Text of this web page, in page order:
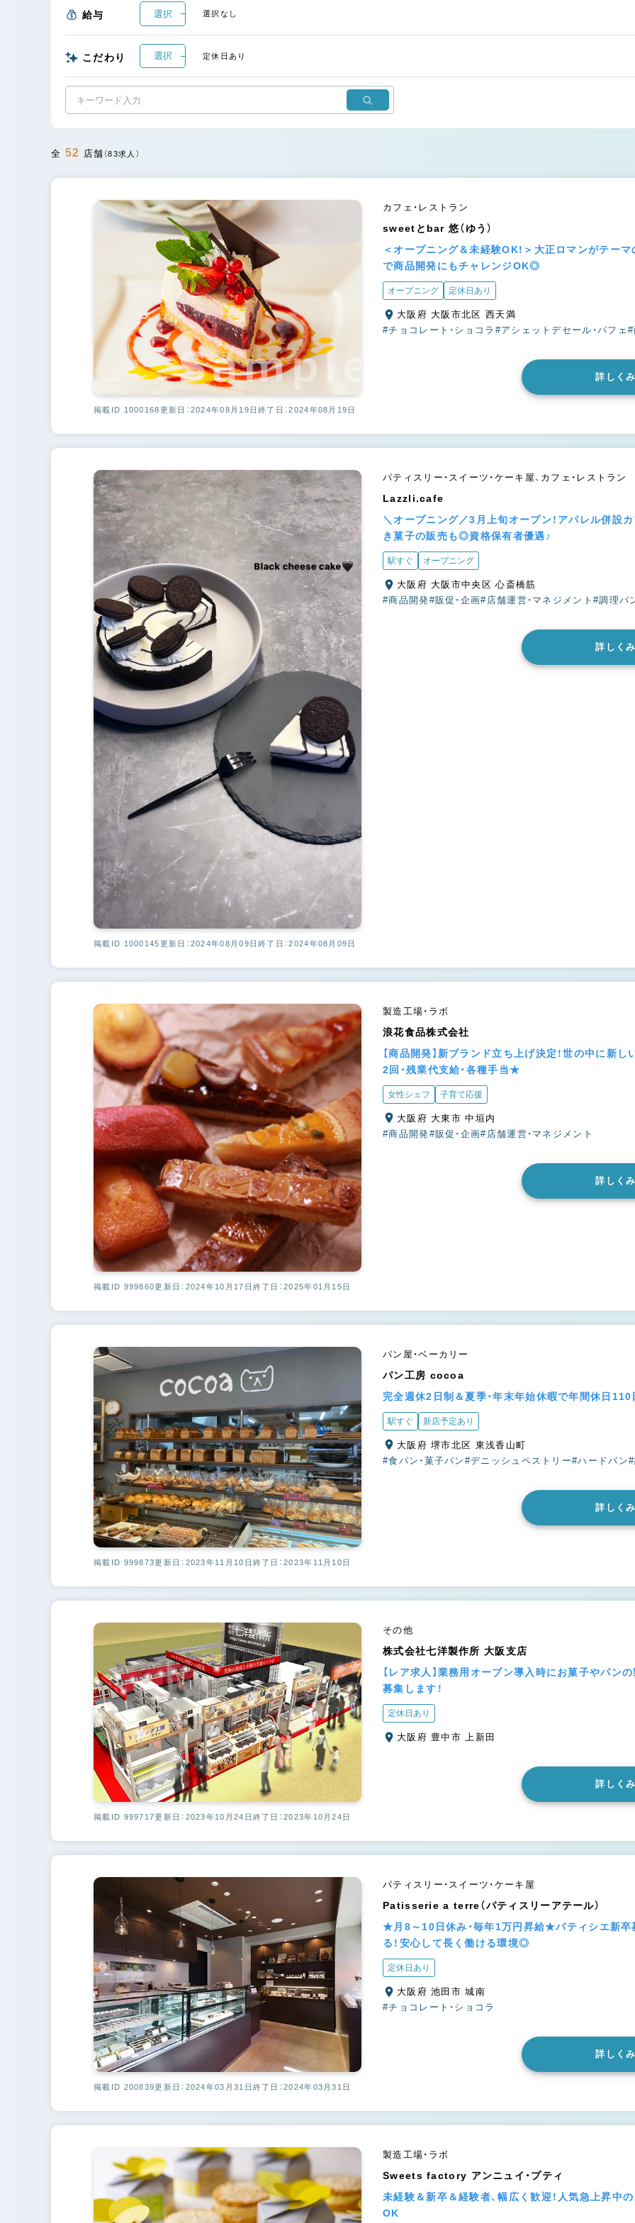
給与 選択 選択なし
こだわり 選択 定休日あり
全 52 店舗 （83求人）
カフェ・レストラン
sweetとbar 悠（ゆう）
＜オープニング＆未経験OK!＞大正ロマンがテー
で商品開発にもチャレンジOK◎
オープニング 定休日あり
大阪府 大阪市北区 西天満
#チョコレート・ショコラ #アシェットデセール・パフェ
詳しく
掲載ID 1000168更新日：2024年08月19日終了日：2024年08月19日
パティスリー・スイーツ・ケーキ屋、カフェ・レストラン
Lazzli.cafe
＼オープニング／3月上旬オープン！アパレル併設
き菓子の販売も◎資格保有者優遇♪
駅すぐ オープニング
大阪府 大阪市中央区 心斎橋筋
#商品開発#販促・企画#店舗運営・マネジメント #調理パ
詳しく
掲載ID 1000145更新日：2024年08月09日終了日：2024年08月09日
製造工場・ラボ
浪花食品株式会社
【商品開発】新ブランド立ち上げ決定！世の中に新
2回・残業代支給・各種手当★
女性シェフ 子育て応援
大阪府 大東市 中垣内
#商品開発#販促・企画#店舗運営・マネジメント
詳しく
掲載ID 999860更新日：2024年10月17日 終了日：2025年01月15日
パン屋・ベーカリー
パン工房 cocoa
完全週休2日制＆夏季・年末年始休暇で年間休日
駅すぐ 新店予定あり
大阪府 堺市北区 東浅香山町
#食パン・菓子パン #デニッシュペストリー#ハードパン
詳しく
掲載ID 999873更新日：2023年11月10日 終了日：2023年11月10日
その他
株式会社七洋製作所 大阪支店
【レア求人】業務用オーブン導入時にお菓子やパ
募集します！
定休日あり
大阪府 豊中市 上新田
詳しく
掲載ID 999717更新日：2023年10月24日 終了日：2023年10月24日
パティスリー・スイーツ・ケーキ屋
Patisserie a terre（パティスリーアテール）
★月8～10日休み・毎年1万円昇給★パティシエ新卒
る！安心して長く働ける環境◎
定休日あり
大阪府 池田市 城南
#チョコレート・ショコラ
詳しく
掲載ID 200839更新日：2024年03月31日 終了日：2024年03月31日
製造工場・ラボ
Sweets factory アンニュイ・プティ
未経験＆新卒＆経験者、幅広く歓迎！人気急上昇
OK